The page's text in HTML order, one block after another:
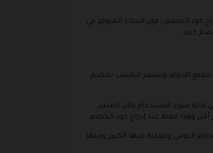
كود الخصم ، فإن الحذاء المتوفر في
كبير.
جميع الاذواق وبسعر مناسب بخصم
سوء الاستخدام ولأن المتجر
وهذا فقط عند إدراج كود الخصم .
اليومي وعملية منها الكبير ومنها